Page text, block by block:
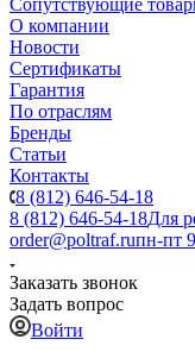
Сопутствующие
О компании
Новости
Сертификаты
Гарантия
По отраслям
Бренды
Статьи
Контакты
8 (812) 646-54-18
8 (812) 646-54-18Для
order@poltraf.ruпн-пт
Заказать звонок
Задать вопрос
Войти